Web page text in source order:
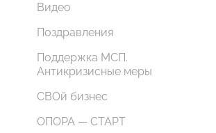
Видео
Поздравления
Поддержка МСП.
Антикризисные меры
СВОй бизнес
ОПОРА — СТАРТ